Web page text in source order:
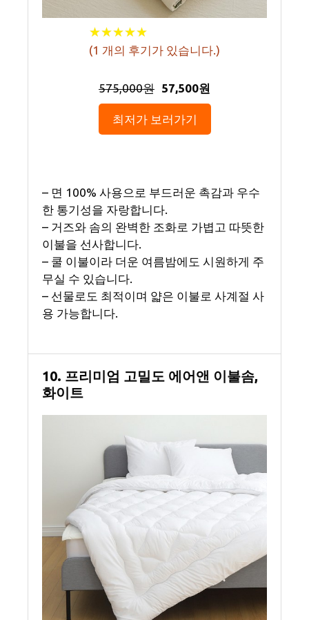
★★★★★
★★★★★
(1 개의 후기가 있습니다.)
575,000원 57,500원
최저가 보러가기
– 면 100% 사용으로 부드러운 촉감과 우수
한 통기성을 자랑합니다.
– 거즈와 솜의 완벽한 조화로 가볍고 따뜻한
이불을 선사합니다.
– 쿨 이불이라 더운 여름밤에도 시원하게 주
무실 수 있습니다.
– 선물로도 최적이며 얇은 이불로 사계절 사
용 가능합니다.
10. 프리미엄 고밀도 에어앤 이불솜,
화이트